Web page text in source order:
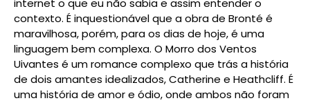
internet o que eu não sabia e assim entender o
contexto. É inquestionável que a obra de Bronté é
maravilhosa, porém, para os dias de hoje, é uma
linguagem bem complexa. O Morro dos Ventos
Uivantes é um romance complexo que trás a história
de dois amantes idealizados, Catherine e Heathcliff. É
uma história de amor e ódio, onde ambos não foram